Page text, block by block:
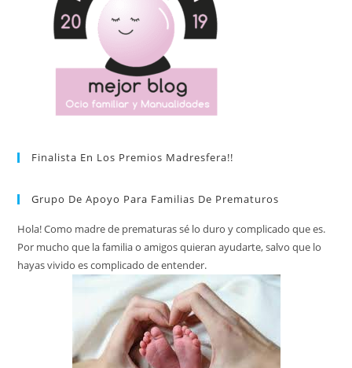
Finalista En Los Premios Madresfera!!
Grupo De Apoyo Para Familias De Prematuros
Hola! Como madre de prematuras sé lo duro y complicado que es.
Por mucho que la familia o amigos quieran ayudarte, salvo que lo
hayas vivido es complicado de entender.